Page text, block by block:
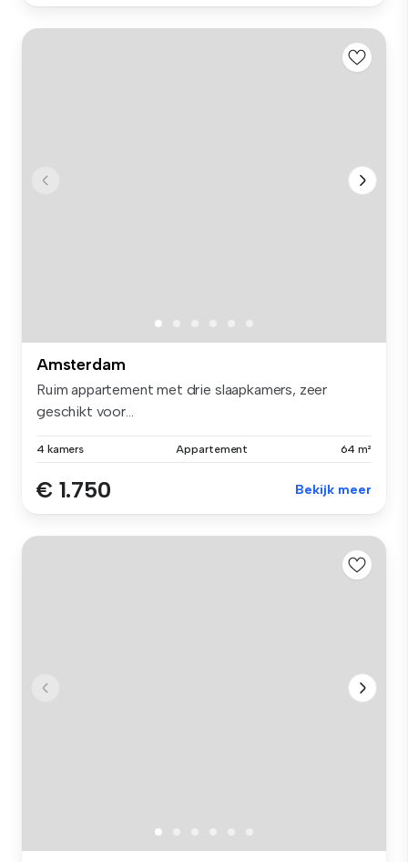
Amsterdam
Ruim appartement met drie slaapkamers, zeer
geschikt voor...
4 kamers Appartement 64 m²
€ 1.750 Bekijk meer